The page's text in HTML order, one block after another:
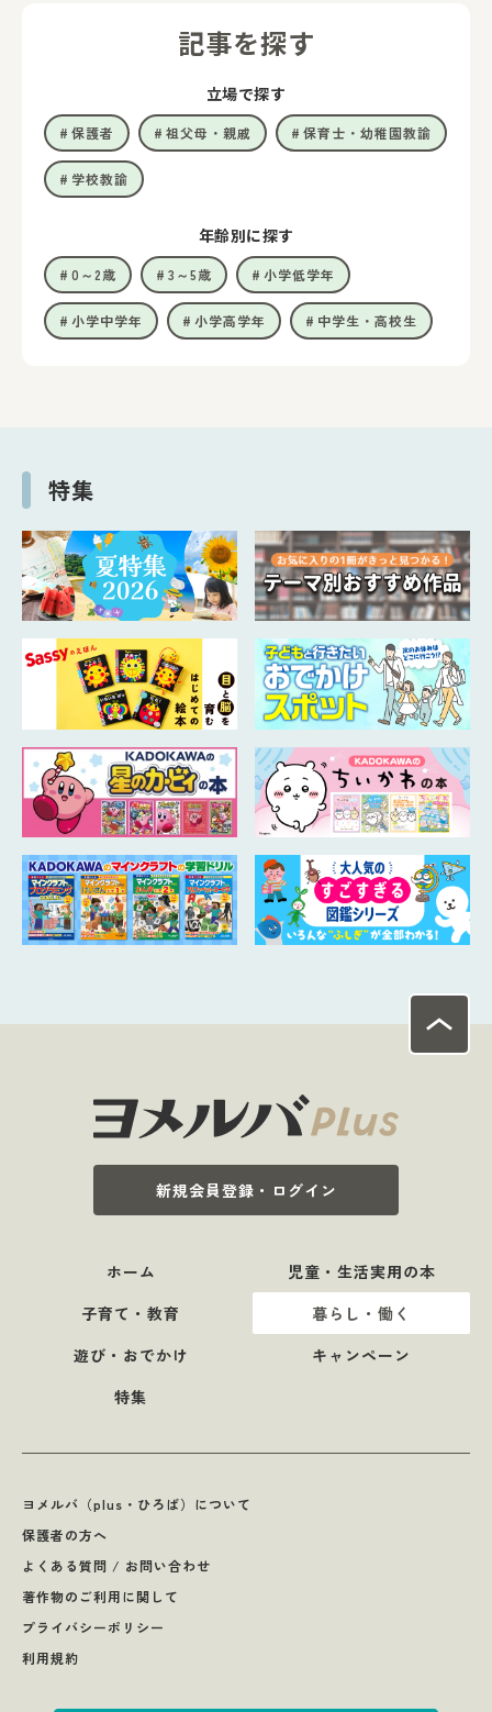
記事を探す
立場で探す
保護者 祖父母・親戚 保育士・幼稚園教諭
学校教諭
年齢別に探す
0～2歳 3～5歳 小学低学年
小学中学年 小学高学年 中学生・高校生
特集
新規会員登録・ログイン
ホーム
児童・生活実用の本
子育て・教育
暮らし・働く
遊び・おでかけ
キャンペーン
特集
ヨメルバ（plus・ひろば）について
保護者の方へ
よくある質問 / お問い合わせ
著作物のご利用に関して
プライバシーポリシー
利用規約